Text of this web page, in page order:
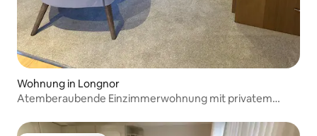
Wohnung in Longnor
Atemberaubende Einzimmerwohnung mit privatem